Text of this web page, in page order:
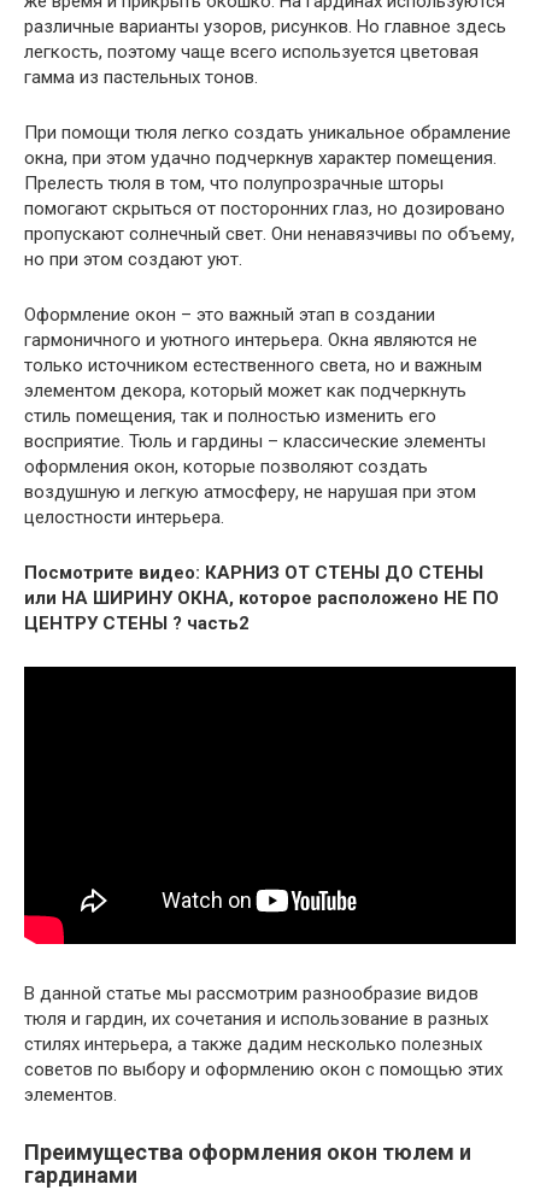
различные варианты узоров, рисунков. Но главное здесь
легкость, поэтому чаще всего используется цветовая
гамма из пастельных тонов.
При помощи тюля легко создать уникальное обрамление
окна, при этом удачно подчеркнув характер помещения.
Прелесть тюля в том, что полупрозрачные шторы
помогают скрыться от посторонних глаз, но дозировано
пропускают солнечный свет. Они ненавязчивы по объему,
но при этом создают уют.
Оформление окон – это важный этап в создании
гармоничного и уютного интерьера. Окна являются не
только источником естественного света, но и важным
элементом декора, который может как подчеркнуть
стиль помещения, так и полностью изменить его
восприятие. Тюль и гардины – классические элементы
оформления окон, которые позволяют создать
воздушную и легкую атмосферу, не нарушая при этом
целостности интерьера.
Посмотрите видео: КАРНИЗ ОТ СТЕНЫ ДО СТЕНЫ
или НА ШИРИНУ ОКНА, которое расположено НЕ ПО
ЦЕНТРУ СТЕНЫ ? часть2
В данной статье мы рассмотрим разнообразие видов
тюля и гардин, их сочетания и использование в разных
стилях интерьера, а также дадим несколько полезных
советов по выбору и оформлению окон с помощью этих
элементов.
Преимущества оформления окон тюлем и
гардинами